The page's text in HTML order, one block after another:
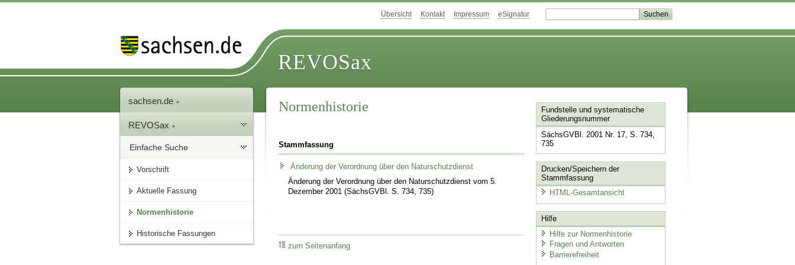
Übersicht Kontakt Impressum eSignatur
REVOSax
sachsen.de
REVOSax
Einfache Suche
Vorschrift
Aktuelle Fassung
Normenhistorie
Historische Fassungen
Normenhistorie
Stammfassung
Änderung der Verordnung über den Naturschutzdienst
Änderung der Verordnung über den Naturschutzdienst vom 5.
Dezember 2001 (SächsGVBl. S. 734, 735)
zum Seitenanfang
Fundstelle und systematische
Gliederungsnummer
SächsGVBl. 2001 Nr. 17, S. 734,
735
Drucken/Speichern der
Stammfassung
HTML-Gesamtansicht
Hilfe
Hilfe zur Normenhistorie
Fragen und Antworten
Barrierefreiheit